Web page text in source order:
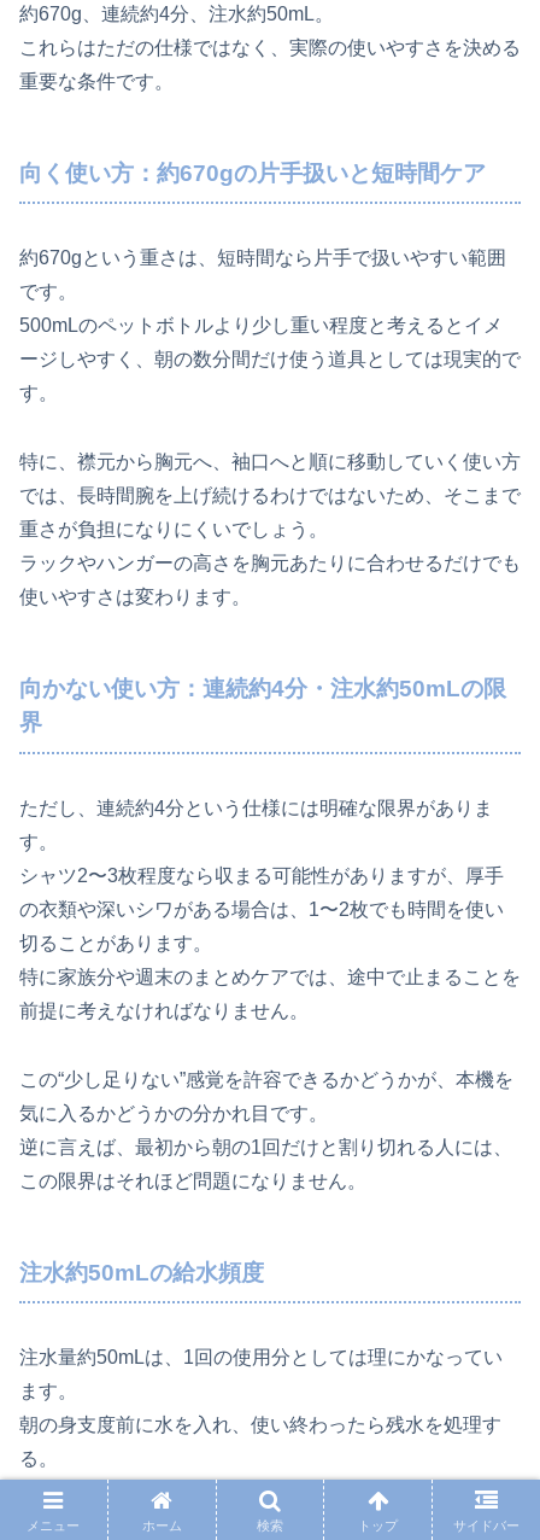
約670g、連続約4分、注水約50mL。
これらはただの仕様ではなく、実際の使いやすさを決める
重要な条件です。
向く使い方：約670gの片手扱いと短時間ケア
約670gという重さは、短時間なら片手で扱いやすい範囲
です。
500mLのペットボトルより少し重い程度と考えるとイメ
ージしやすく、朝の数分間だけ使う道具としては現実的で
す。
特に、襟元から胸元へ、袖口へと順に移動していく使い方
では、長時間腕を上げ続けるわけではないため、そこまで
重さが負担になりにくいでしょう。
ラックやハンガーの高さを胸元あたりに合わせるだけでも
使いやすさは変わります。
向かない使い方：連続約4分・注水約50mLの限
界
ただし、連続約4分という仕様には明確な限界がありま
す。
シャツ2〜3枚程度なら収まる可能性がありますが、厚手
の衣類や深いシワがある場合は、1〜2枚でも時間を使い
切ることがあります。
特に家族分や週末のまとめケアでは、途中で止まることを
前提に考えなければなりません。
この“少し足りない”感覚を許容できるかどうかが、本機を
気に入るかどうかの分かれ目です。
逆に言えば、最初から朝の1回だけと割り切れる人には、
この限界はそれほど問題になりません。
注水約50mLの給水頻度
注水量約50mLは、1回の使用分としては理にかなってい
ます。
朝の身支度前に水を入れ、使い終わったら残水を処理す
る。
この流れが習慣になれば、給水そのものは大きな負担にな
りません。
メニュー ホーム 検索 トップ サイドバー